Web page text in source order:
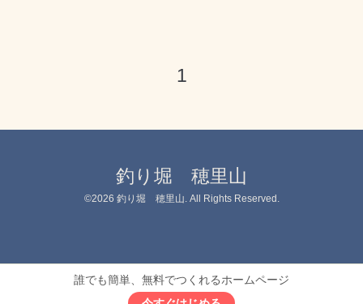
1
釣り堀 穂里山
©2026 釣り堀 穂里山 . All Rights Reserved.
誰でも簡単、無料でつくれるホームページ